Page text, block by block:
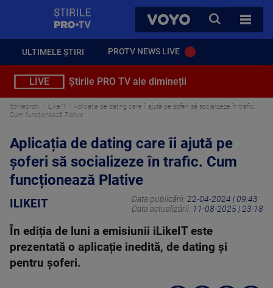
VOYO
CAUTA
TOATE
ULTIMELE ȘTIRI PROTV NEWS LIVE
LIVE Știrile PRO TV ale dimineții
Stirileprotv iLikeIT
Aplicația de dating care îi ajută pe șoferi să socializeze în trafic.
Cum funcționează Plative
Aplicația de dating care îi ajută pe
șoferi să socializeze în trafic. Cum
funcționează Plative
ILIKEIT Data publicării: 22-04-2024 | 09:43
Data actualizării: 11-08-2025 | 23:18
În ediția de luni a emisiunii iLikeIT este
prezentată o aplicație inedită, de dating și
pentru șoferi.